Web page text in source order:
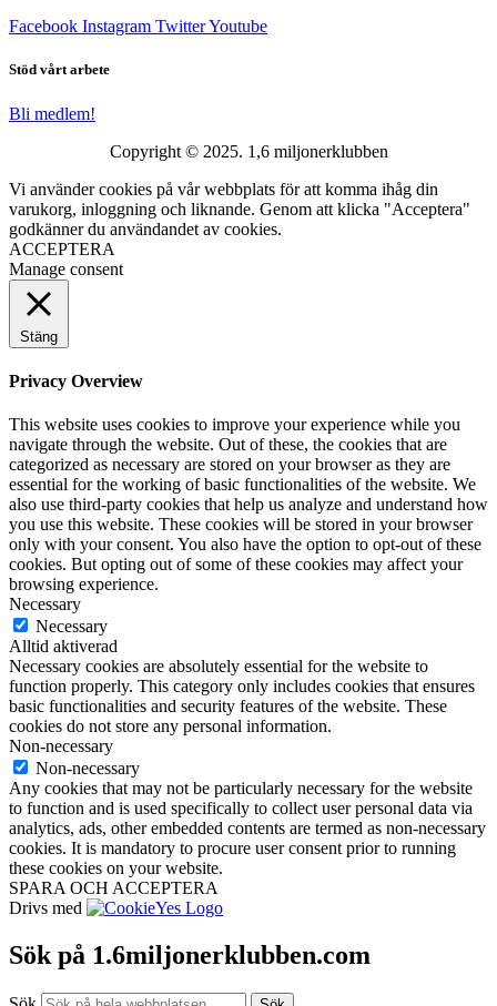
Facebook Instagram TwitterYoutube
Stöd vårt arbete
Bli medlem!
Copyright © 2025. 1,6 miljonerklubben
Vi använder cookies på vår webbplats för att komma ihåg din
varukorg, inloggning och liknande. Genom att klicka "Acceptera"
godkänner du användandet av cookies.
ACCEPTERA
Manage consent
Stäng
Privacy Overview
This website uses cookies to improve your experience while you
navigate through the website. Out of these, the cookies that are
categorized as necessary are stored on your browser as they are
essential for the working of basic functionalities of the website. We
also use third-party cookies that help us analyze and understand how
you use this website. These cookies will be stored in your browser
only with your consent. You also have the option to opt-out of these
cookies. But opting out of some of these cookies may affect your
browsing experience.
Necessary
Necessary
Alltid aktiverad
Necessary cookies are absolutely essential for the website to
function properly. This category only includes cookies that ensures
basic functionalities and security features of the website. These
cookies do not store any personal information.
Non-necessary
Non-necessary
Any cookies that may not be particularly necessary for the website
to function and is used specifically to collect user personal data via
analytics, ads, other embedded contents are termed as non-necessary
cookies. It is mandatory to procure user consent prior to running
these cookies on your website.
SPARA OCH ACCEPTERA
Drivs med
Sök på 1.6miljonerklubben.com